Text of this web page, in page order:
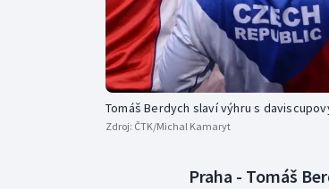
Tomáš Berdych slaví výhru s
Zdroj: ČTK/Michal Kamaryt
Praha - Tomáš